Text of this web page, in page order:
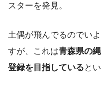
スターを発見。
土偶が飛んでるのでい
すが、これは青森県の
登録を目指している と